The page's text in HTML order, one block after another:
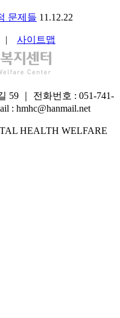
문제들 11.12.22
| 사이트맵
59
전화번호 : 051-741-
: hmhc@hanmail.net
HEALTH WELFARE